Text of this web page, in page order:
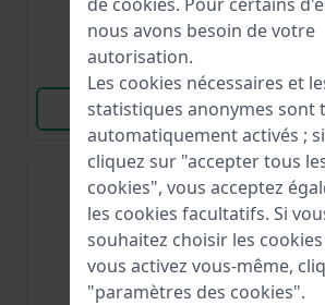
Comparer
Voir les produits
nous avons besoin de votre
autorisation.
Les cookies nécessaires et
statistiques anonymes sont
automatiquement activés ;
cliquez sur "accepter tous
cookies", vous acceptez
les cookies facultatifs. Si
souhaitez choisir les
vous activez vous-même,
"paramètres des cookies".